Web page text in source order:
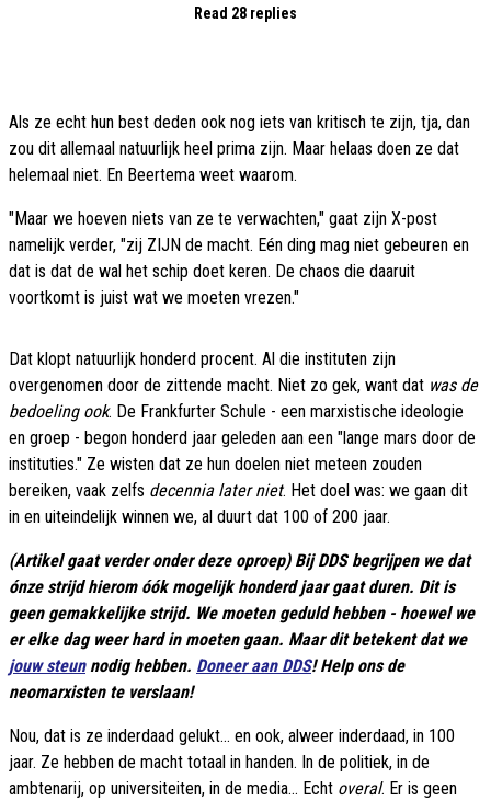
Read 28 replies
Als ze echt hun best deden ook nog iets van kritisch te zijn, tja, dan
zou dit allemaal natuurlijk heel prima zijn. Maar helaas doen ze dat
helemaal niet. En Beertema weet waarom.
"Maar we hoeven niets van ze te verwachten," gaat zijn X-post
namelijk verder, "zij ZIJN de macht. Eén ding mag niet gebeuren en
dat is dat de wal het schip doet keren. De chaos die daaruit
voortkomt is juist wat we moeten vrezen."
Dat klopt natuurlijk honderd procent. Al die instituten zijn
overgenomen door de zittende macht. Niet zo gek, want dat was de
bedoeling ook. De Frankfurter Schule - een marxistische ideologie
en groep - begon honderd jaar geleden aan een "lange mars door de
instituties." Ze wisten dat ze hun doelen niet meteen zouden
bereiken, vaak zelfs decennia later niet. Het doel was: we gaan dit
in en uiteindelijk winnen we, al duurt dat 100 of 200 jaar.
(Artikel gaat verder onder deze oproep) Bij DDS begrijpen we dat
ónze strijd hierom óók mogelijk honderd jaar gaat duren. Dit is
geen gemakkelijke strijd. We moeten geduld hebben - hoewel we
er elke dag weer hard in moeten gaan. Maar dit betekent dat we
jouw steunnodig hebben. Doneer aan DDS! Help ons de
neomarxisten te verslaan!
Nou, dat is ze inderdaad gelukt... en ook, alweer inderdaad, in 100
jaar. Ze hebben de macht totaal in handen. In de politiek, in de
ambtenarij, op universiteiten, in de media... Echt overal. Er is geen